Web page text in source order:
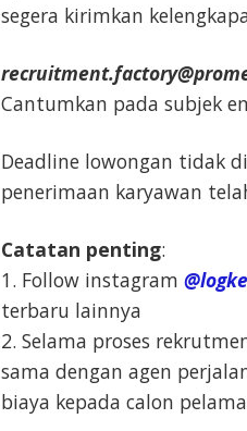
segera kirimkan
Cantumkan pada subjek
Deadline lowongan tidak
penerimaan karyawan
Catatan penting:
1. Follow instagram
terbaru lainnya
2. Selama proses
sama dengan agen
biaya kepada calon